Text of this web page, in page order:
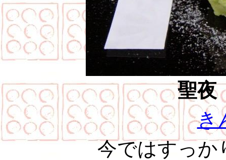
聖夜
き
今ではすっか